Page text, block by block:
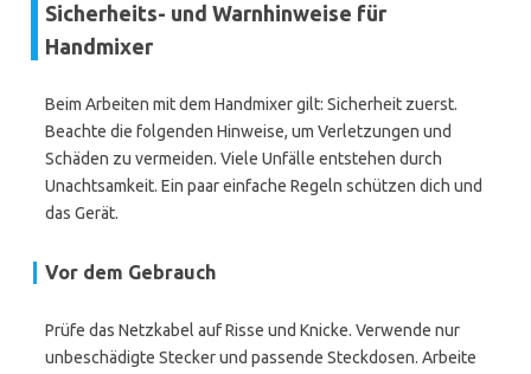
Sicherheits- und Warnhinweise für
Handmixer
Beim Arbeiten mit dem Handmixer gilt: Sicherheit zuerst.
Beachte die folgenden Hinweise, um Verletzungen und
Schäden zu vermeiden. Viele Unfälle entstehen durch
Unachtsamkeit. Ein paar einfache Regeln schützen dich und
das Gerät.
Vor dem Gebrauch
Prüfe das Netzkabel auf Risse und Knicke. Verwende nur
unbeschädigte Stecker und passende Steckdosen. Arbeite